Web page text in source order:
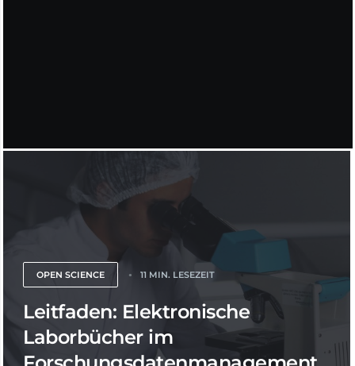
OPEN SCIENCE 11 MIN. LESEZEIT
Leitfaden: Elektronische
Laborbücher im